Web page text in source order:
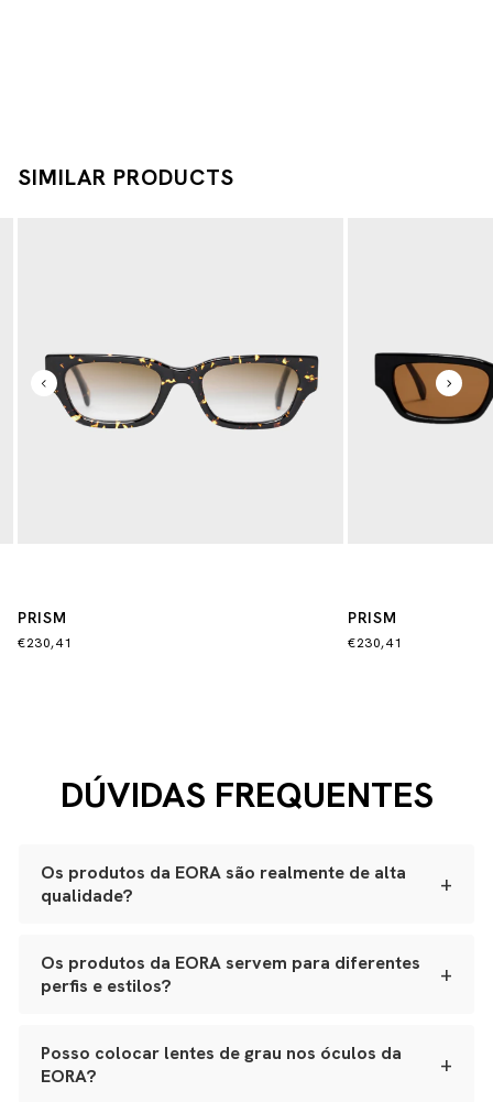
SIMILAR PRODUCTS
PRISM
€230,41
PRISM
€230,41
DÚVIDAS FREQUENTES
Os produtos da EORA são realmente de alta
qualidade?
+
artesanalmente em ateliês especializados.
Óculos:acetato Mazzucchelli italiano, lentes ZEISS
Bolsas e leather goods:couro natural selecionado,
estrutura reforçada e metais de alta qualidade.
Os produtos da EORA servem para diferentes
perfis e estilos?
+
rosto, e nossos leather goods possuem tamanhos
versáteis, da bolsa de festa ao porta-joias de viagem.
Posso colocar lentes de grau nos óculos da
EORA?
+